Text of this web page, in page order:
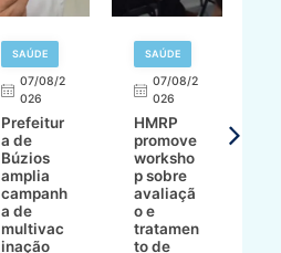
SAÚDE
07/08/2
026
Prefeitur
a de
Búzios
amplia
campanh
a de
multivac
inação
SAÚDE
07/08/2
026
HMRP
promove
worksho
p sobre
avaliaçã
o e
tratamen
to de